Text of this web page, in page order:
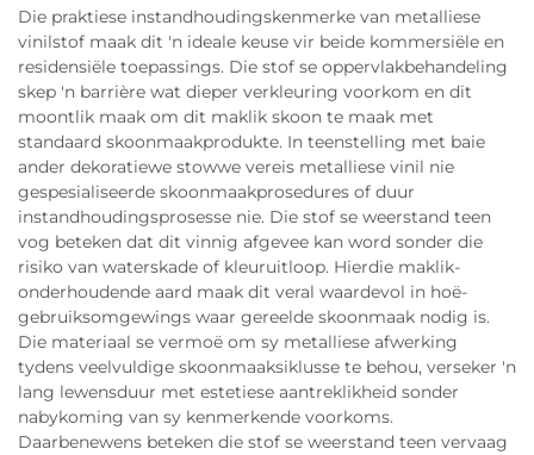
Die praktiese instandhoudingskenmerke van metalliese
vinilstof maak dit 'n ideale keuse vir beide kommersiële en
residensiële toepassings. Die stof se oppervlakbehandeling
skep 'n barrière wat dieper verkleuring voorkom en dit
moontlik maak om dit maklik skoon te maak met
standaard skoonmaakprodukte. In teenstelling met baie
ander dekoratiewe stowwe vereis metalliese vinil nie
gespesialiseerde skoonmaakprosedures of duur
instandhoudingsprosesse nie. Die stof se weerstand teen
vog beteken dat dit vinnig afgevee kan word sonder die
risiko van waterskade of kleuruitloop. Hierdie maklik-
onderhoudende aard maak dit veral waardevol in hoë-
gebruiksomgewings waar gereelde skoonmaak nodig is.
Die materiaal se vermoë om sy metalliese afwerking
tydens veelvuldige skoonmaaksiklusse te behou, verseker 'n
lang lewensduur met estetiese aantreklikheid sonder
nabykoming van sy kenmerkende voorkoms.
Daarbenewens beteken die stof se weerstand teen vervaag